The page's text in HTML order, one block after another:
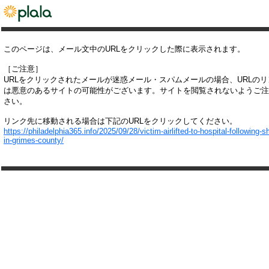
このページは、メール文中のURLをクリックした際に表示されます。
［ご注意］
URLをクリックされたメールが迷惑メール・スパムメールの場合、URLの
は悪意のあるサイトの可能性がございます。サイトを閲覧されないようご
さい。
リンク先に移動される場合は下記のURLをクリックしてください。
https://philadelphia365.info/2025/09/28/victim-airlifted-to-hospital-following-
in-grimes-county/